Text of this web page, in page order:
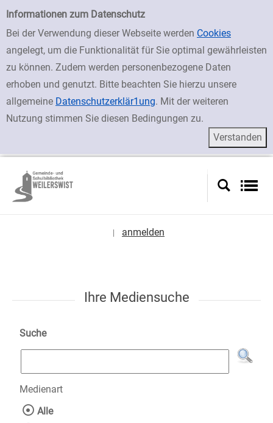
Einfache Suche
Informationen zum Datenschutz
Bei der Verwendung dieser Webseite werden Cookies
angelegt, um die Funktionalität für Sie optimal gewährleisten
zu können. Zudem werden personenbezogene Daten
erhoben und genutzt. Bitte beachten Sie hierzu unsere
allgemeine Datenschutzerklär1ung. Mit der weiteren
Nutzung stimmen Sie diesen Bedingungen zu.
zur Navigation springen
zum Inhalt springen
Zur Detailanzeige springen
anmelden
Ihre Mediensuche
Suche
Medienart
Wählen Sie die Medienart nach der Sie
Alle